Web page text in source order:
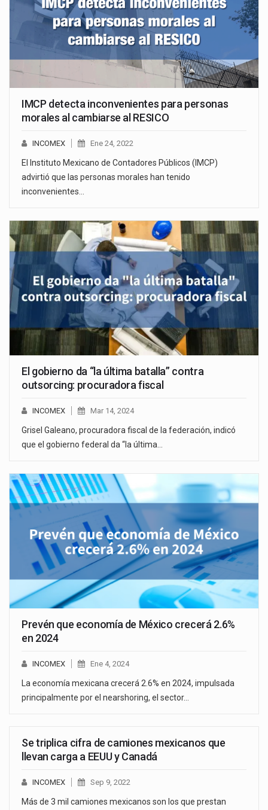
IMCP detecta inconvenientes para personas
morales al cambiarse al RESICO
INCOMEX Ene 24, 2022
El Instituto Mexicano de Contadores Públicos (IMCP)
advirtió que las personas morales han tenido
inconvenientes…
El gobierno da “la última batalla” contra
outsorcing: procuradora fiscal
INCOMEX Mar 14, 2024
Grisel Galeano, procuradora fiscal de la federación, indicó
que el gobierno federal da “la última…
Prevén que economía de México crecerá 2.6%
en 2024
INCOMEX Ene 4, 2024
La economía mexicana crecerá 2.6% en 2024, impulsada
principalmente por el nearshoring, el sector…
Se triplica cifra de camiones mexicanos que
llevan carga a EEUU y Canadá
INCOMEX Sep 9, 2022
Más de 3 mil camiones mexicanos son los que prestan